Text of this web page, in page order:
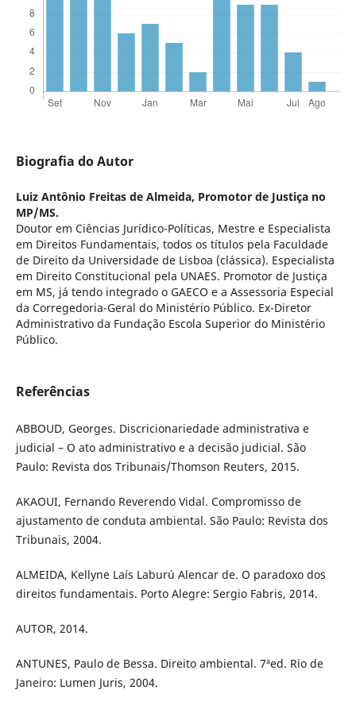
Biografia do Autor
Luiz Antônio Freitas de Almeida, Promotor de Justiça no
MP/MS.
Doutor em Ciências Jurídico-Políticas, Mestre e Especialista
em Direitos Fundamentais, todos os títulos pela Faculdade
de Direito da Universidade de Lisboa (clássica). Especialista
em Direito Constitucional pela UNAES. Promotor de Justiça
em MS, já tendo integrado o GAECO e a Assessoria Especial
da Corregedoria-Geral do Ministério Público. Ex-Diretor
Administrativo da Fundação Escola Superior do Ministério
Público.
Referências
ABBOUD, Georges. Discricionariedade administrativa e
judicial – O ato administrativo e a decisão judicial. São
Paulo: Revista dos Tribunais/Thomson Reuters, 2015.
AKAOUI, Fernando Reverendo Vidal. Compromisso de
ajustamento de conduta ambiental. São Paulo: Revista dos
Tribunais, 2004.
ALMEIDA, Kellyne Laís Laburú Alencar de. O paradoxo dos
direitos fundamentais. Porto Alegre: Sergio Fabris, 2014.
AUTOR, 2014.
ANTUNES, Paulo de Bessa. Direito ambiental. 7ªed. Rio de
Janeiro: Lumen Juris, 2004.